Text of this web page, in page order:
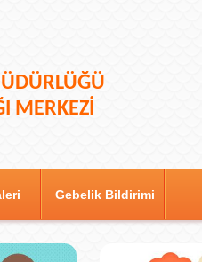
MERKEZİ
Gebelik Bildirimi